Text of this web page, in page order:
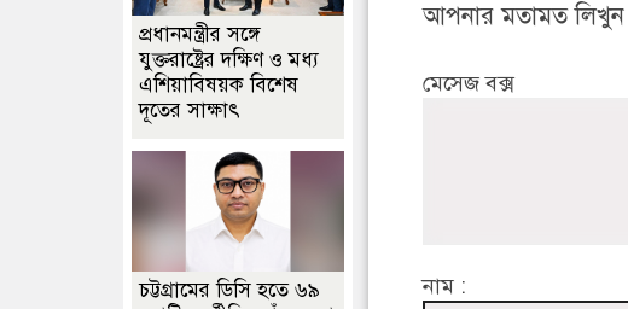
আপনার মতামত লিখুন
মেসেজ বক্স
নাম :
প্রধানমন্ত্রীর সঙ্গে
যুক্তরাষ্ট্রের দক্ষিণ ও মধ্য
এশিয়াবিষয়ক বিশেষ
দূতের সাক্ষাৎ
চট্টগ্রামের ডিসি হতে ৬৯